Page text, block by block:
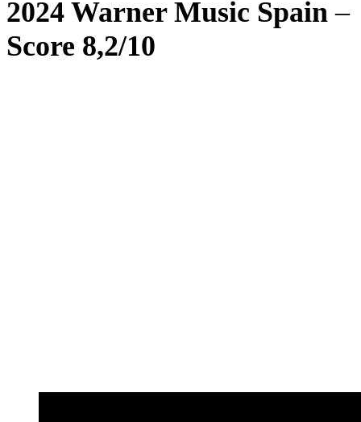
2024 Warner Music Spain–
Score 8,2/10